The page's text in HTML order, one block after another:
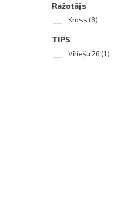
Ražotājs
Kross (8)
TIPS
Vīriešu 26 (1)